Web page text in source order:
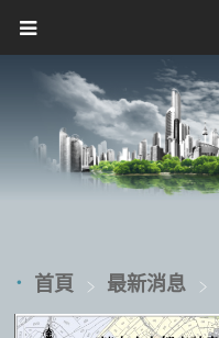
首頁 最新消息